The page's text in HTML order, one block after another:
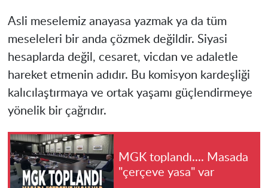
Asli meselemiz anayasa yazmak ya da tüm
meseleleri bir anda çözmek değildir. Siyasi
hesaplarda değil, cesaret, vicdan ve adaletle
hareket etmenin adıdır. Bu komisyon kardeşliği
kalıcılaştırmaya ve ortak yaşamı güçlendirmeye
yönelik bir çağrıdır.
MGK toplandı.... Masada
"çerçeve yasa" var